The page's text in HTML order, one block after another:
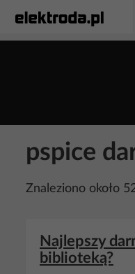
pspice
Znaleziono około
Najlepszy
biblioteką?